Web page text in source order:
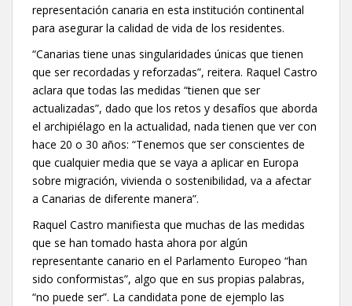
representación canaria en esta institución continental
para asegurar la calidad de vida de los residentes.
“Canarias tiene unas singularidades únicas que tienen
que ser recordadas y reforzadas”, reitera. Raquel Castro
aclara que todas las medidas “tienen que ser
actualizadas”, dado que los retos y desafíos que aborda
el archipiélago en la actualidad, nada tienen que ver con
hace 20 o 30 años: “Tenemos que ser conscientes de
que cualquier media que se vaya a aplicar en Europa
sobre migración, vivienda o sostenibilidad, va a afectar
a Canarias de diferente manera”.
Raquel Castro manifiesta que muchas de las medidas
que se han tomado hasta ahora por algún
representante canario en el Parlamento Europeo “han
sido conformistas”, algo que en sus propias palabras,
“no puede ser”. La candidata pone de ejemplo las